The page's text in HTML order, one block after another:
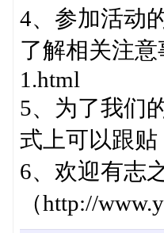
4、参加活动
了解相关注意
1.html
5、为了我们
式上可以跟
6、欢迎有志
（http://